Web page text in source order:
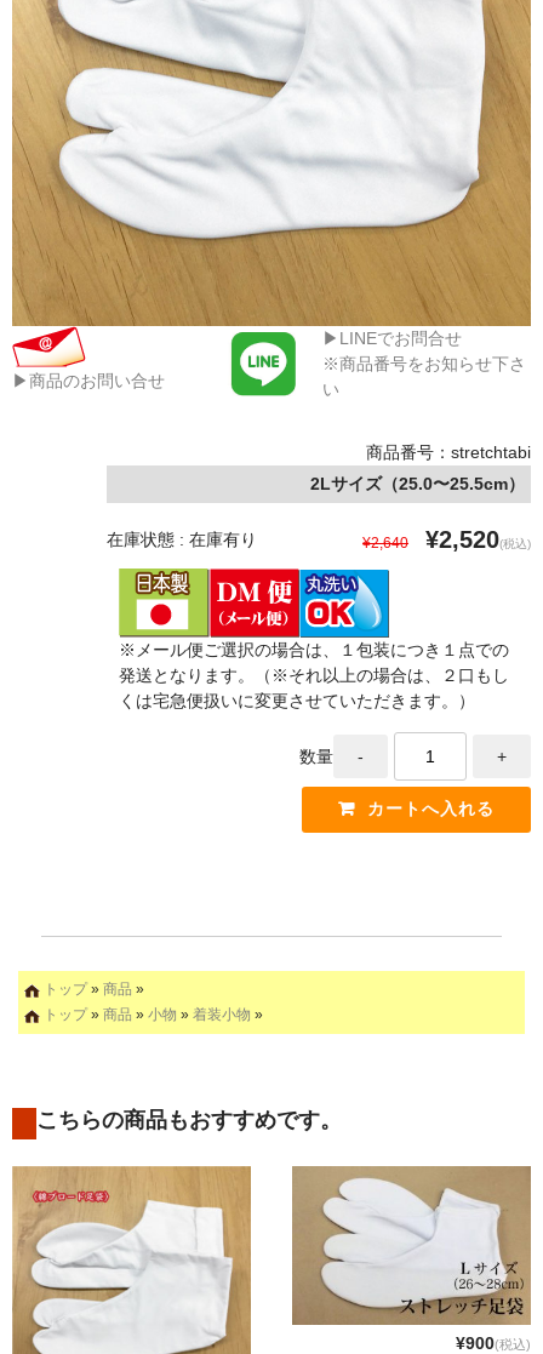
▶商品のお問い合せ
▶LINEでお問合せ
※商品番号をお知らせ下さ
い
商品番号：stretchtabi
2Lサイズ（25.0〜25.5cm）
在庫状態 : 在庫有り ¥2,640 ¥2,520(税込)
※メール便ご選択の場合は、１包装につき１点での
発送となります。（※それ以上の場合は、２口もし
くは宅急便扱いに変更させていただきます。）
数量
トップ» 商品 »
トップ» 商品 » 小物 » 着装小物 »
こちらの商品もおすすめです。
¥900(税込)